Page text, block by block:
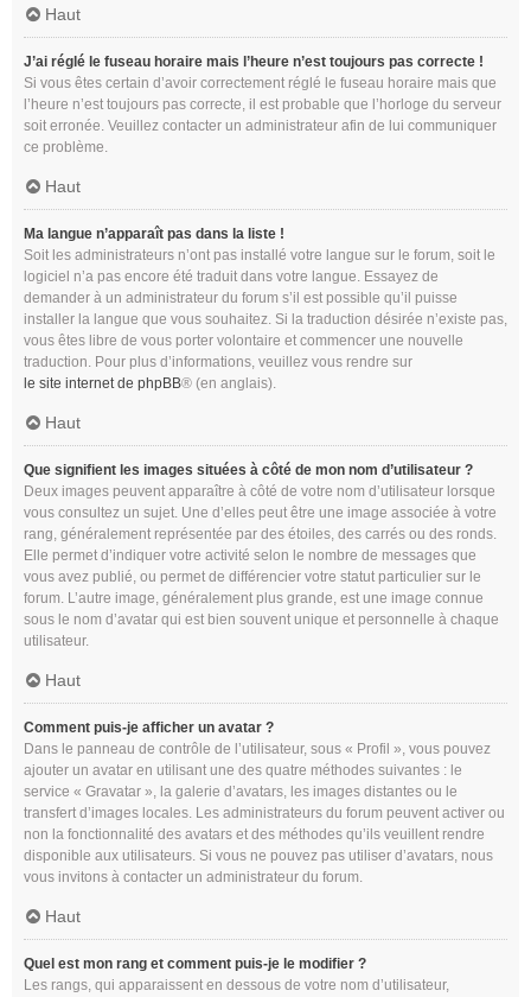
Haut
J’ai réglé le fuseau horaire mais l’heure n’est toujours pas correcte !
Si vous êtes certain d’avoir correctement réglé le fuseau horaire mais que
l’heure n’est toujours pas correcte, il est probable que l’horloge du serveur
soit erronée. Veuillez contacter un administrateur afin de lui communiquer
ce problème.
Haut
Ma langue n’apparaît pas dans la liste !
Soit les administrateurs n’ont pas installé votre langue sur le forum, soit le
logiciel n’a pas encore été traduit dans votre langue. Essayez de
demander à un administrateur du forum s’il est possible qu’il puisse
installer la langue que vous souhaitez. Si la traduction désirée n’existe pas,
vous êtes libre de vous porter volontaire et commencer une nouvelle
traduction. Pour plus d’informations, veuillez vous rendre sur
le site internet de phpBB® (en anglais).
Haut
Que signifient les images situées à côté de mon nom d’utilisateur ?
Deux images peuvent apparaître à côté de votre nom d’utilisateur lorsque
vous consultez un sujet. Une d’elles peut être une image associée à votre
rang, généralement représentée par des étoiles, des carrés ou des ronds.
Elle permet d’indiquer votre activité selon le nombre de messages que
vous avez publié, ou permet de différencier votre statut particulier sur le
forum. L’autre image, généralement plus grande, est une image connue
sous le nom d’avatar qui est bien souvent unique et personnelle à chaque
utilisateur.
Haut
Comment puis-je afficher un avatar ?
Dans le panneau de contrôle de l’utilisateur, sous « Profil », vous pouvez
ajouter un avatar en utilisant une des quatre méthodes suivantes : le
service « Gravatar », la galerie d’avatars, les images distantes ou le
transfert d’images locales. Les administrateurs du forum peuvent activer ou
non la fonctionnalité des avatars et des méthodes qu’ils veuillent rendre
disponible aux utilisateurs. Si vous ne pouvez pas utiliser d’avatars, nous
vous invitons à contacter un administrateur du forum.
Haut
Quel est mon rang et comment puis-je le modifier ?
Les rangs, qui apparaissent en dessous de votre nom d’utilisateur,